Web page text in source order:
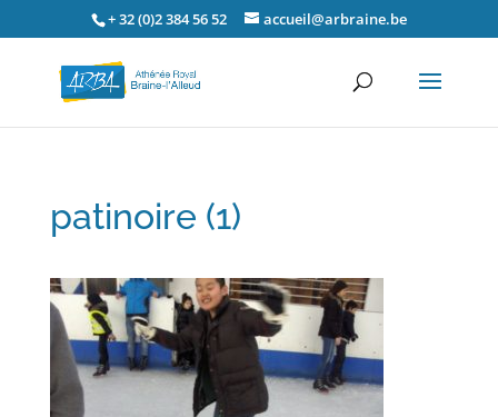
+ 32 (0)2 384 56 52 accueil@arbraine.be
patinoire (1)